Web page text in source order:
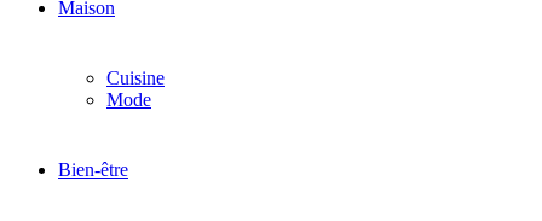
Maison
Cuisine
Mode
Bien-être